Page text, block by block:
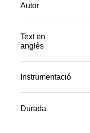
Autor
Text en
anglès
Instrumentació
Durada